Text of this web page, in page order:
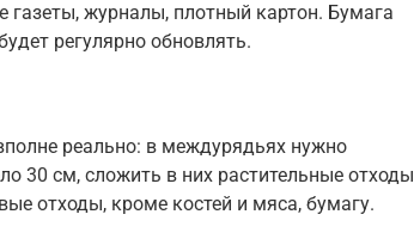
газеты, журналы, плотный картон. Бумага
регулярно обновлять.
реально: в междурядьях нужно
30 см, сложить в них растительные отходы
отходы, кроме костей и мяса, бумагу.